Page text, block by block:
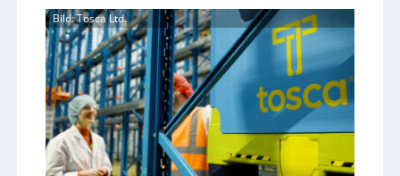
Bild: Tosca Ltd.